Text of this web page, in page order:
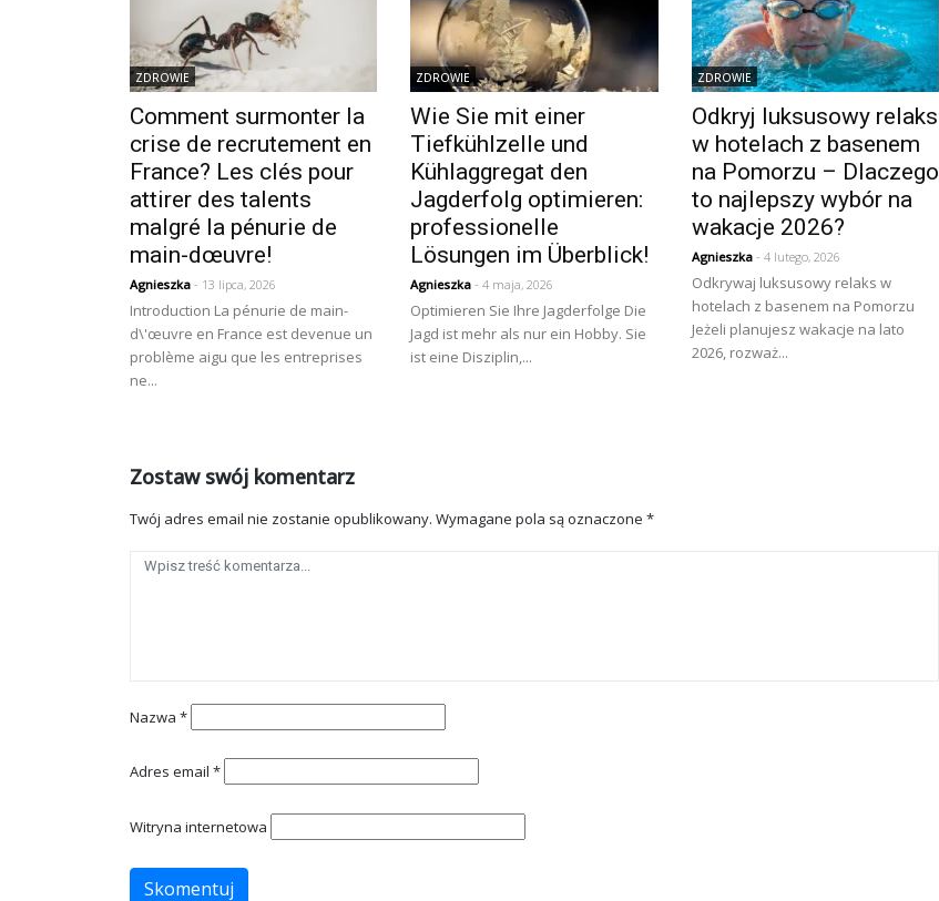
ZDROWIE
Comment surmonter la
crise de recrutement en
France? Les clés pour
attirer des talents
malgré la pénurie de
main-dœuvre!
Agnieszka - 13 lipca, 2026
Introduction La pénurie de main-
d\'œuvre en France est devenue un
problème aigu que les entreprises
ne...
ZDROWIE
Wie Sie mit einer
Tiefkühlzelle und
Kühlaggregat den
Jagderfolg optimieren:
professionelle
Lösungen im Überblick!
Agnieszka - 4 maja, 2026
Optimieren Sie Ihre Jagderfolge Die
Jagd ist mehr als nur ein Hobby. Sie
ist eine Disziplin,...
ZDROWIE
Odkryj luksusowy relaks
w hotelach z basenem
na Pomorzu – Dlaczego
to najlepszy wybór na
wakacje 2026?
Agnieszka- 4 lutego, 2026
Odkrywaj luksusowy relaks w
hotelach z basenem na Pomorzu
Jeżeli planujesz wakacje na lato
2026, rozważ...
Zostaw swój komentarz
Twój adres email nie zostanie opublikowany. Wymagane pola są oznaczone *
Nazwa *
Adres email *
Witryna internetowa